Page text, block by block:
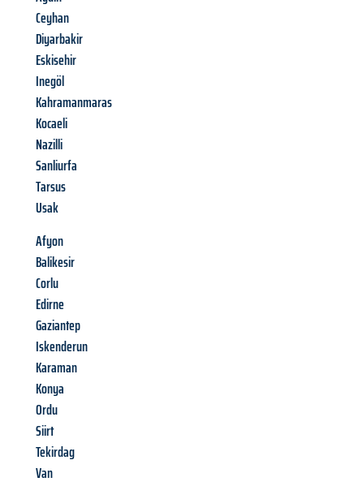
Ceyhan
Diyarbakir
Eskisehir
Inegöl
Kahramanmaras
Kocaeli
Nazilli
Sanliurfa
Tarsus
Usak
Afyon
Balikesir
Corlu
Edirne
Gaziantep
Iskenderun
Karaman
Konya
Ordu
Siirt
Tekirdag
Van